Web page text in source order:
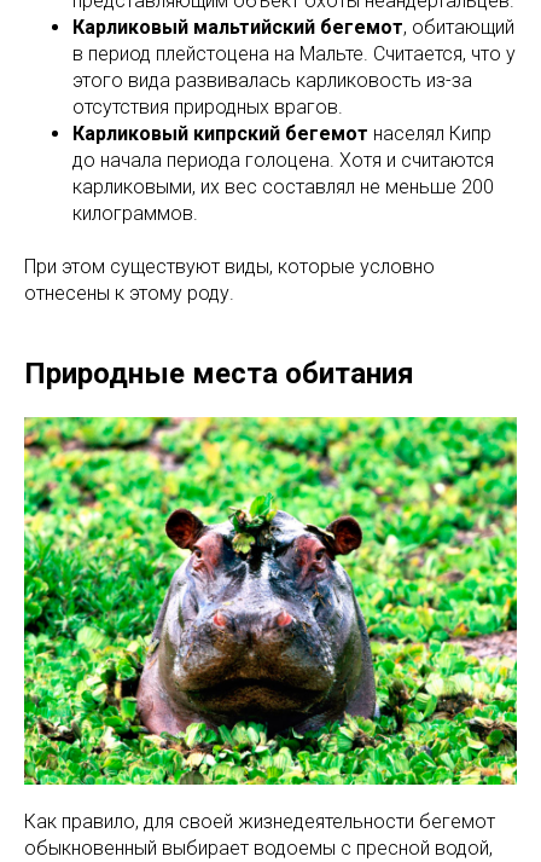
Карликовый мальтийский бегемот, обитающий
в период плейстоцена на Мальте. Считается, что у
этого вида развивалась карликовость из-за
отсутствия природных врагов.
Карликовый кипрский бегемот населял Кипр
до начала периода голоцена. Хотя и считаются
карликовыми, их вес составлял не меньше 200
килограммов.
При этом существуют виды, которые условно
отнесены к этому роду.
Природные места обитания
Как правило, для своей жизнедеятельности бегемот
обыкновенный выбирает водоемы с пресной водой,